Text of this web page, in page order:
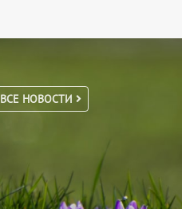
ВСЕ НОВОСТИ